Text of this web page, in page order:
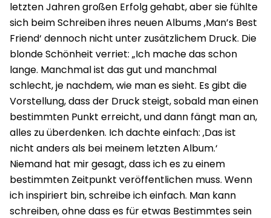
letzten Jahren großen Erfolg gehabt, aber sie fühlte
sich beim Schreiben ihres neuen Albums ‚Man’s Best
Friend‘ dennoch nicht unter zusätzlichem Druck. Die
blonde Schönheit verriet: „Ich mache das schon
lange. Manchmal ist das gut und manchmal
schlecht, je nachdem, wie man es sieht. Es gibt die
Vorstellung, dass der Druck steigt, sobald man einen
bestimmten Punkt erreicht, und dann fängt man an,
alles zu überdenken. Ich dachte einfach: ‚Das ist
nicht anders als bei meinem letzten Album.‘
Niemand hat mir gesagt, dass ich es zu einem
bestimmten Zeitpunkt veröffentlichen muss. Wenn
ich inspiriert bin, schreibe ich einfach. Man kann
schreiben, ohne dass es für etwas Bestimmtes sein